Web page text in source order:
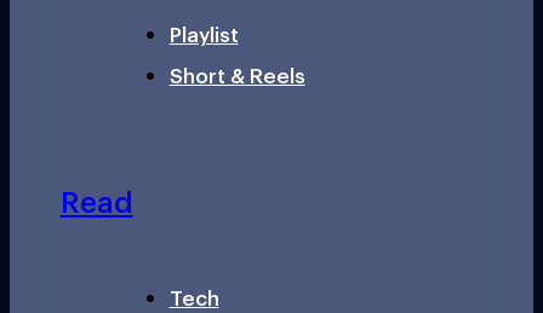
Playlist
Short & Reels
Read
Tech